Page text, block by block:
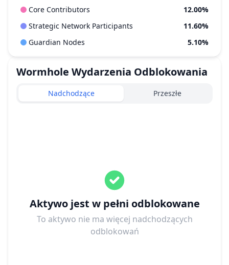
Core Contributors
12.00%
Strategic Network Participants
11.60%
Guardian Nodes
5.10%
Wormhole Wydarzenia Odblokowania
Nadchodzące Przeszłe
Aktywo jest w pełni odblokowane
To aktywo nie ma więcej nadchodzących
odblokowań